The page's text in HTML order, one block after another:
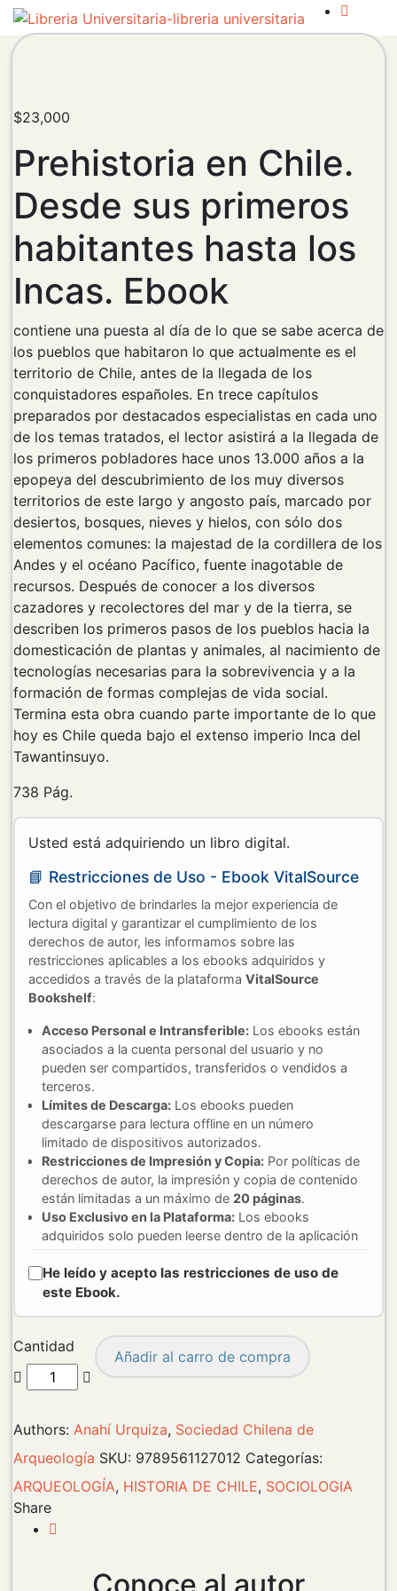
$23,000
Prehistoria en Chile.
Desde sus primeros
habitantes hasta los
Incas. Ebook
contiene una puesta al día de lo que se sabe acerca de
los pueblos que habitaron lo que actualmente es el
territorio de Chile, antes de la llegada de los
conquistadores españoles. En trece capítulos
preparados por destacados especialistas en cada uno
de los temas tratados, el lector asistirá a la llegada de
los primeros pobladores hace unos 13.000 años a la
epopeya del descubrimiento de los muy diversos
territorios de este largo y angosto país, marcado por
desiertos, bosques, nieves y hielos, con sólo dos
elementos comunes: la majestad de la cordillera de los
Andes y el océano Pacífico, fuente inagotable de
recursos. Después de conocer a los diversos
cazadores y recolectores del mar y de la tierra, se
describen los primeros pasos de los pueblos hacia la
domesticación de plantas y animales, al nacimiento de
tecnologías necesarias para la sobrevivencia y a la
formación de formas complejas de vida social.
Termina esta obra cuando parte importante de lo que
hoy es Chile queda bajo el extenso imperio Inca del
Tawantinsuyo.
738 Pág.
Usted está adquiriendo un libro digital.
📘 Restricciones de Uso - Ebook VitalSource
Con el objetivo de brindarles la mejor experiencia de
lectura digital y garantizar el cumplimiento de los
derechos de autor, les informamos sobre las
restricciones aplicables a los ebooks adquiridos y
accedidos a través de la plataforma VitalSource
Bookshelf:
Acceso Personal e Intransferible: Los ebooks están
asociados a la cuenta personal del usuario y no
pueden ser compartidos, transferidos o vendidos a
terceros.
Límites de Descarga: Los ebooks pueden
descargarse para lectura offline en un número
limitado de dispositivos autorizados.
Restricciones de Impresión y Copia: Por políticas de
derechos de autor, la impresión y copia de contenido
están limitadas a un máximo de 20 páginas.
Uso Exclusivo en la Plataforma: Los ebooks
adquiridos solo pueden leerse dentro de la aplicación
crear una cuenta y utilizar la aplicación en español, ya
sea en su versión web o en las aplicaciones para
Bookshelf es compatible con una amplia gama de
dispositivos, incluyendo computadoras con
Windows y macOS, así como dispositivos móviles
algunos requisitos y limitaciones:
versión 10.0.16299 o superior. No es
compatible con Surface Pro X.
que ejecuten iOS 13 o versiones posteriores.
He leído y acepto las restricciones de uso de
este Ebook.
Cantidad
Añadir al carro de compra
Authors: Anahí Urquiza, Sociedad Chilena de
Arqueología SKU: 9789561127012 Categorías:
ARQUEOLOGÍA, HISTORIA DE CHILE, SOCIOLOGIA
Share